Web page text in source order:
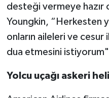
desteği vermeye hazır
Youngkin, “Herkesten
onların aileleri ve cesur
dua etmesini
Yolcu uçağı askeri